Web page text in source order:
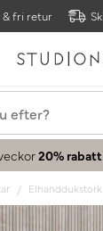
& fri retur
20% rabatt
Elhanddukstork